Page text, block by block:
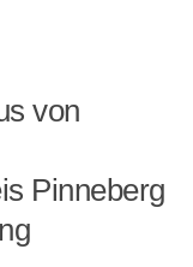
von
Pinneberg